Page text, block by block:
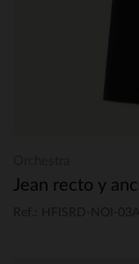
Jean recto y